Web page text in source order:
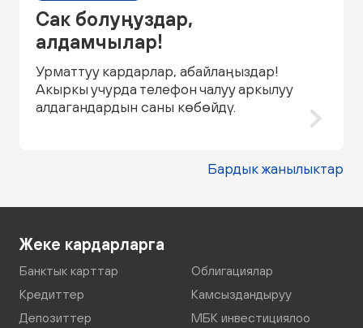
Сак болуңуздар,
алдамчылар!
Урматтуу кардарлар, абайлаңыздар!
Акыркы учурда телефон чалуу аркылуу
алдагандардын саны көбөйдү.
Бардык жанылыктар
Жеке кардарларга
Банктык карттар
Кредиттер
Депозиттер
Облигациялар
Камсыздандыруу
МБК инвестициялоо